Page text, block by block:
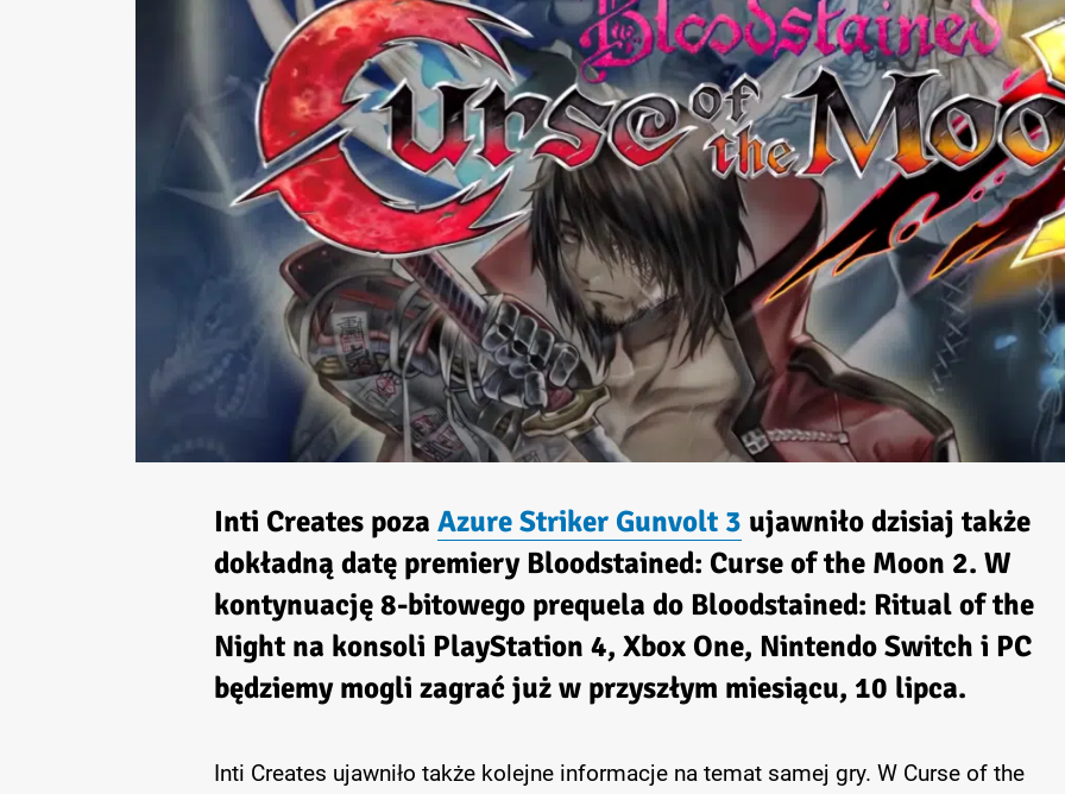
Inti Creates poza Azure Striker Gunvolt 3 ujawniło dzisiaj także
dokładną datę premiery Bloodstained: Curse of the Moon 2. W
kontynuację 8-bitowego prequela do Bloodstained: Ritual of the
Night na konsoli PlayStation 4, Xbox One, Nintendo Switch i PC
będziemy mogli zagrać już w przyszłym miesiącu, 10 lipca.
Inti Creates ujawniło także kolejne informacje na temat samej gry. W Curse of the